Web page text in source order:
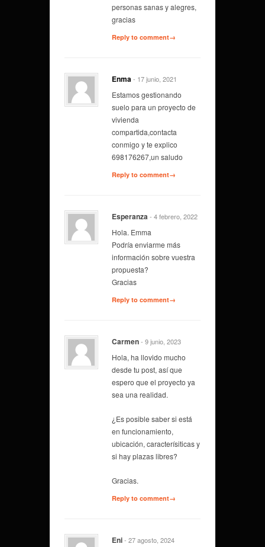
personas sanas y alegres,
gracias
Reply to comment→
Enma- 17 junio, 2021
Estamos gestionando
suelo para un proyecto de
vivienda
compartida,contacta
conmigo y te explico
698176267,un saludo
Reply to comment→
Esperanza- 4 febrero, 2022
Hola. Emma
Podría enviarme más
información sobre vuestra
propuesta?
Gracias
Reply to comment→
Carmen- 9 junio, 2023
Hola, ha llovido mucho
desde tu post, así que
espero que el proyecto ya
sea una realidad.
¿Es posible saber si está
en funcionamiento,
ubicación, caracterísiticas y
si hay plazas libres?
Gracias.
Reply to comment→
Eni- 27 agosto, 2024